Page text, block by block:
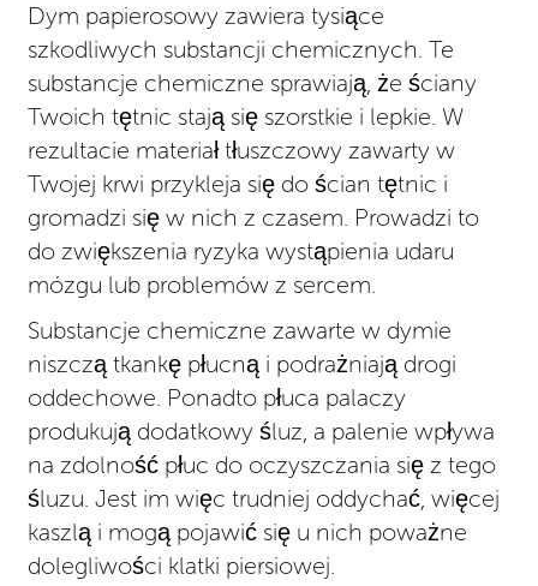
Dym papierosowy zawiera tysiące
szkodliwych substancji chemicznych. Te
substancje chemiczne sprawiają, że ściany
Twoich tętnic stają się szorstkie i lepkie. W
rezultacie materiał tłuszczowy zawarty w
Twojej krwi przykleja się do ścian tętnic i
gromadzi się w nich z czasem. Prowadzi to
do zwiększenia ryzyka wystąpienia udaru
mózgu lub problemów z sercem.
Substancje chemiczne zawarte w dymie
niszczą tkankę płucną i podrażniają drogi
oddechowe. Ponadto płuca palaczy
produkują dodatkowy śluz, a palenie wpływa
na zdolność płuc do oczyszczania się z tego
śluzu. Jest im więc trudniej oddychać, więcej
kaszlą i mogą pojawić się u nich poważne
dolegliwości klatki piersiowej.